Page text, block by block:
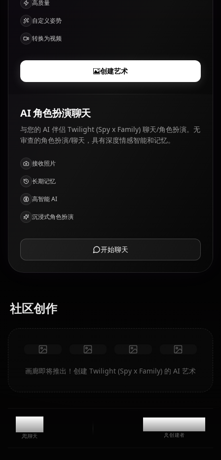
高质量
自定义姿势
转换为视频
创建艺术
AI 角色扮演聊天
与您的 AI 伴侣 Twilight (Spy x Family) 聊天/角色扮演。无
审查的角色扮演/聊天，具有深度情感智能和记忆。
接收照片
长期记忆
高智能 AI
沉浸式角色扮演
开始聊天
社区创作
画廊即将推出！创建 Twilight (Spy x Family) 的 AI 艺术
0
聊天
@mentaiikoo
创建者